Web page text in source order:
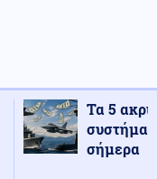
Τα 5
σήμερα